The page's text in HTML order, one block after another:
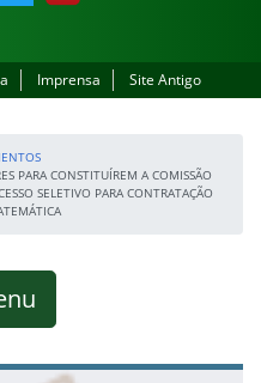
Imprensa Site Antigo
PARA CONSTITUÍREM A COMISSÃO
SELETIVO PARA CONTRATAÇÃO